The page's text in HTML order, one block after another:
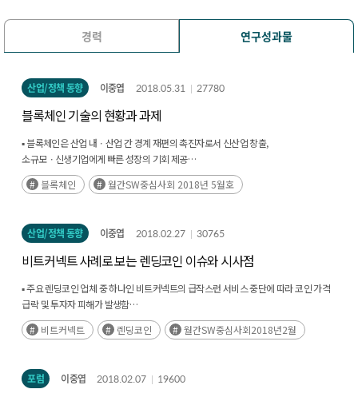
경력 연구성과물
산업/정책 동향 이중엽 2018.05.31 27780
블록체인 기술의 현황과 과제
▪ 블록체인은 산업 내ㆍ산업 간 경계 재편의 촉진자로서 신산업 창출,
소규모ㆍ신생기업에게 빠른 성장의 기회 제공
▪ 기술발달 초기 단계인 블록체인 기술이 경제·사회의 기반으로 자리 잡을 수 있도록
기술 개발과 함께 제도적인 변화와 수용이 필요함
블록체인 월간SW중심사회 2018년 5월호
산업/정책 동향 이중엽 2018.02.27 30765
비트커넥트 사례로 보는 렌딩코인 이슈와 시사점
▪ 주요 렌딩코인 업체 중 하나인 비트커넥트의 급작스런 서비스 중단에 따라 코인 가격
급락 및 투자자 피해가 발생함
▪ 블록체인 서비스는 암호화폐 자체가 아닌 이를 기반으로 구현될 서비스·비즈니스
모델에 대한 검증 및 세심한 검토가 요구됨
비트커넥트 렌딩코인 월간SW중심사회2018년2월
포럼 이중엽 2018.02.07 19600